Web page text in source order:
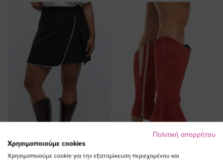
Πολιτική απορρήτου
Χρησιμοποιούμε cookies
Χρησιμοποιούμε cookie για την εξατομίκευση περιεχομένου και